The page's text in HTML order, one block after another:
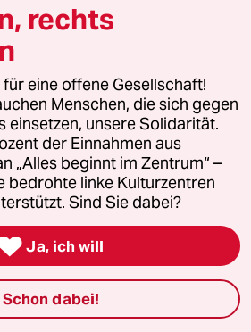
Brandenburg gräbt den
das Wasser ab.
unterstützt vom grünen
der ganz harsche Worte
Umweltverbände die
keine schöne Farbe mehr.!
,09:11 Uhr
rechts
eine offene Gesellschaft!
Menschen, die sich gegen
einsetzen, unsere Solidarität.
der Einnahmen aus
„Alles beginnt im Zentrum“ –
bedrohte linke Kulturzentren
Sind Sie dabei?
Ja, ich will
Schon dabei!